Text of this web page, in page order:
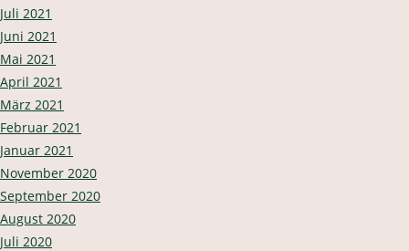
Juli 2021
Juni 2021
Mai 2021
April 2021
März 2021
Februar 2021
Januar 2021
November 2020
September 2020
August 2020
Juli 2020